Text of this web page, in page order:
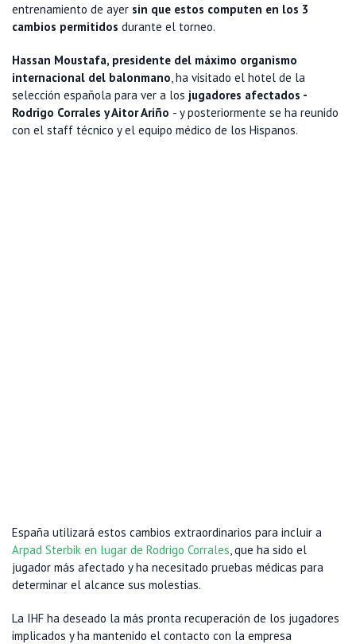
entrenamiento de ayer sin que estos computen en los 3
cambios permitidos durante el torneo.
Hassan Moustafa, presidente del máximo organismo
internacional del balonmano , ha visitado el hotel de la
selección española para ver a los jugadores afectados -
Rodrigo Corrales y Aitor Ariño - y posteriormente se ha reunido
con el staff técnico y el equipo médico de los Hispanos.
España utilizará estos cambios extraordinarios para incluir a
Arpad Sterbik en lugar de Rodrigo Corrales , que ha sido el
jugador más afectado y ha necesitado pruebas médicas para
determinar el alcance sus molestias.
La IHF ha deseado la más pronta recuperación de los jugadores
implicados y ha mantenido el contacto con la empresa